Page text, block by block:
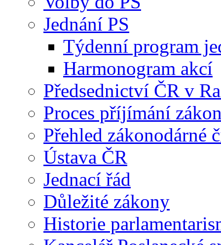
Jednání PS
Týdenní program
Harmonogram akcí
Předsednictví ČR v
Proces příjímání
Přehled zákonodárné
Ústava ČR
Jednací řád
Důležité zákony
Historie